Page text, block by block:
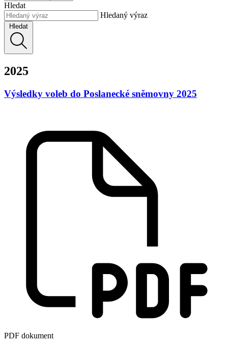
Hledat
Hledaný výraz
Hledat
2025
Výsledky voleb do Poslanecké sněmovny 2025
PDF dokument